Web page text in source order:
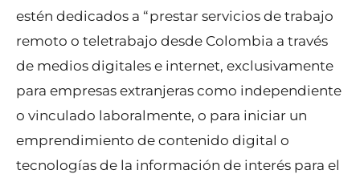
estén dedicados a “prestar servicios de trabajo
remoto o teletrabajo desde Colombia a través
de medios digitales e internet, exclusivamente
para empresas extranjeras como independiente
o vinculado laboralmente, o para iniciar un
emprendimiento de contenido digital o
tecnologías de la información de interés para el